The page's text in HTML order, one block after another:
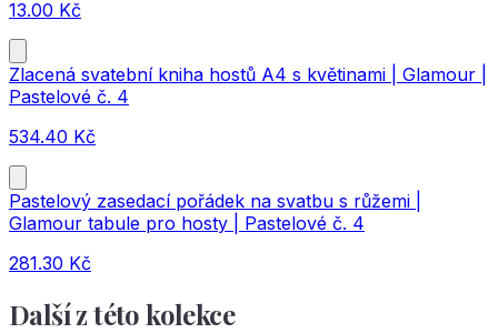
13.00 Kč
Zlacená svatební kniha hostů A4 s květinami | Glamour |
Pastelové č. 4
534.40 Kč
Pastelový zasedací pořádek na svatbu s růžemi |
Glamour tabule pro hosty | Pastelové č. 4
281.30 Kč
Další z této kolekce